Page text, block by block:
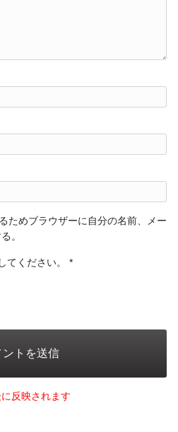
ためブラウザーに自分の名前、メー
。
てください。 *
反映されます